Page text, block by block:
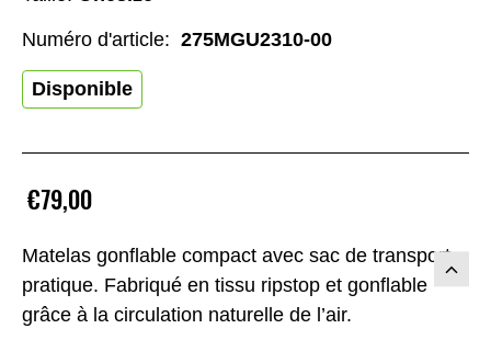
Matelas gonflable compact avec sac de transport
pratique. Fabriqué en tissu ripstop et gonflable
grâce à la circulation naturelle de l’air.
€79,00
Disponible
Numéro d'article: 275MGU2310-00